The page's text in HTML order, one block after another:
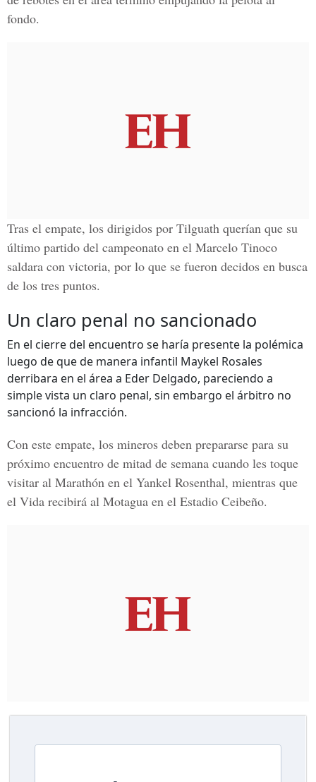
fondo.
Tras el empate, los dirigidos por Tilguath querían que su
último partido del campeonato en el Marcelo Tinoco
saldara con victoria, por lo que se fueron decidos en busca
de los tres puntos.
Un claro penal no sancionado
En el cierre del encuentro se haría presente la polémica
luego de que de manera infantil Maykel Rosales
derribara en el área a Eder Delgado, pareciendo a
simple vista un claro penal, sin embargo el árbitro no
sancionó la infracción.
Con este empate, los mineros deben prepararse para su
próximo encuentro de mitad de semana cuando les toque
visitar al Marathón en el Yankel Rosenthal, mientras que
el Vida recibirá al Motagua en el Estadio Ceibeño.